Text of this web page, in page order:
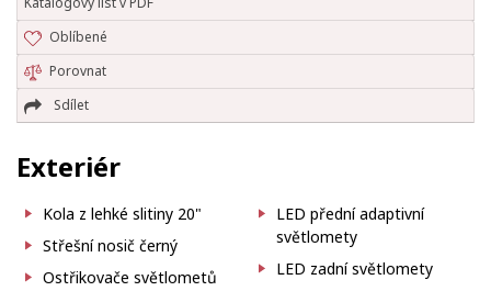
Oblíbené
Porovnat
Sdílet
Exteriér
Kola z lehké slitiny 20"
Střešní nosič černý
Ostřikovače světlometů
LED přední adaptivní
světlomety
LED zadní světlomety